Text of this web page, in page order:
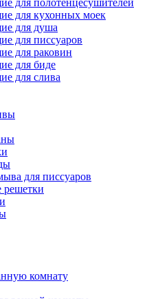
для полотенцесушителей
для кухонных моек
для душа
для писсуаров
для раковин
для биде
для слива
для писсуаров
решетки
комнату